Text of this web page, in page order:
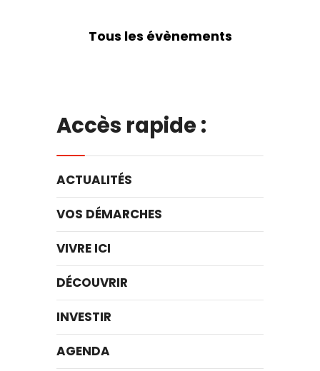
Tous les évènements
Accès rapide :
ACTUALITÉS
VOS DÉMARCHES
VIVRE ICI
DÉCOUVRIR
INVESTIR
AGENDA